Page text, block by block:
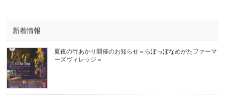
新着情報
夏夜の竹あかり開催のお知らせ＝らぽっぽなめがたファーマ
ーズヴィレッジ＝